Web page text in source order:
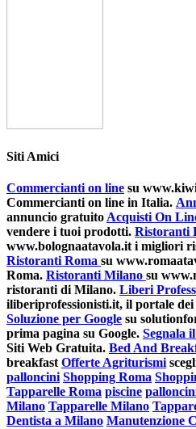
Siti Amici
Commercianti on line su
Commercianti on line in Italia.
annuncio gratuito Acquisti On
vendere i tuoi prodotti. Ristoranti
www.bolognaatavola.it i migliori
Ristoranti Roma su
Roma. Ristoranti Milano su
ristoranti di Milano. Liberi
iliberiprofessionisti.it, il portale
Soluzione per Google su
prima pagina su Google. Segnala
Siti Web Gratuita. Bed And
breakfast Offerte Agriturismi
palloncini Shopping Roma
Tapparelle Roma piscine
Milano Tapparelle Milano
Dentista a Milano Manutenzione